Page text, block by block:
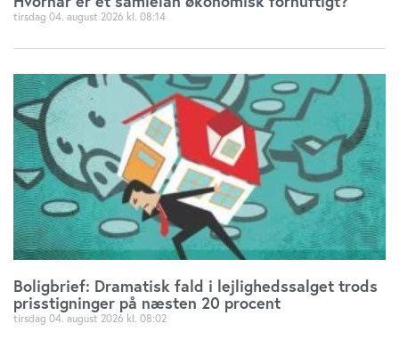
tirsdag 04. august 2026 08:14
Boligbrief: Dramatisk fald i lejlighedssalget trods
prisstigninger på næsten 20 procent
tirsdag 04. august 2026 08:02